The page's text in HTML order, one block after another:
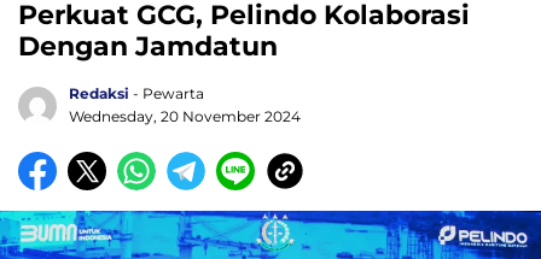
Perkuat GCG, Pelindo Kolaborasi
Dengan Jamdatun
Redaksi - Pewarta
Wednesday, 20 November 2024